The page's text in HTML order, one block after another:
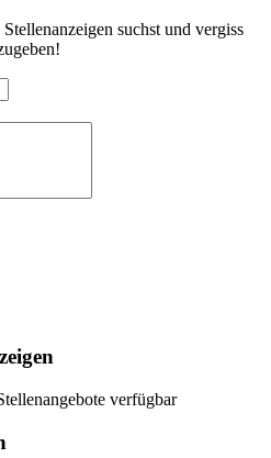
suchst und vergiss
verfügbar